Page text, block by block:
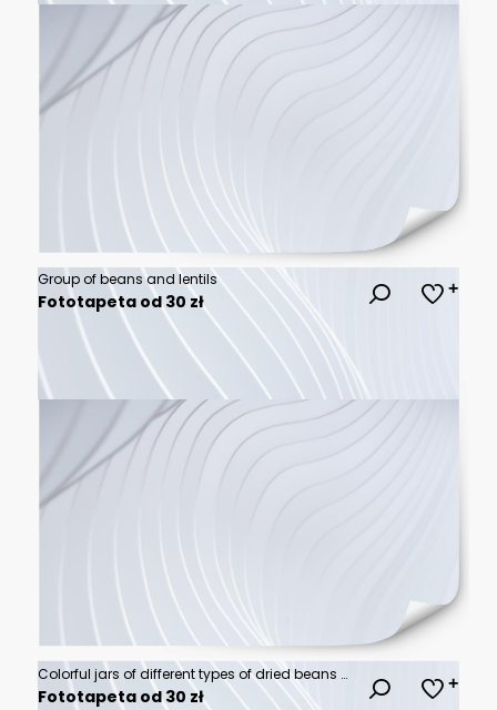
Group of beans and lentils
Fototapeta od 30 zł
Colorful jars of different types of dried beans and legumes arranged on a wooden surface under bright light during the daytime
Fototapeta od 30 zł